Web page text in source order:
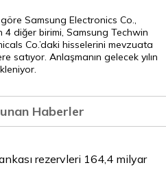
Samsung Electronics Co.,
diğer birimi, Samsung Techwin
Co.’daki hisselerini mevzuata
satıyor. Anlaşmanın gelecek yılın
Haberler
rezervleri 164,4 milyar